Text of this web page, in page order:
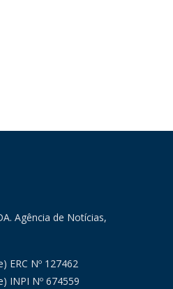
Agência de Notícias,
ERC Nº 127462
INPI Nº 674559